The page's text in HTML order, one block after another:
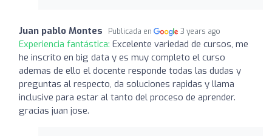
Juan pablo Montes Publicada en 3 years ago
Experiencia fantástica: Excelente variedad de cursos, me
he inscrito en big data y es muy completo el curso
ademas de ello el docente responde todas las dudas y
preguntas al respecto, da soluciones rapidas y llama
inclusive para estar al tanto del proceso de aprender.
gracias juan jose.